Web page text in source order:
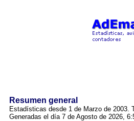
Resumen general
Estadísticas desde 1 de Marzo de 2003.
Generadas el día 7 de Agosto de 2026,